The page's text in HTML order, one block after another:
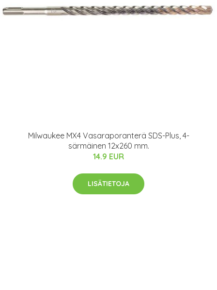
Milwaukee MX4 Vasaraporanterä SDS-Plus, 4-
särmäinen 12x260 mm.
14.9 EUR
LISÄTIETOJA